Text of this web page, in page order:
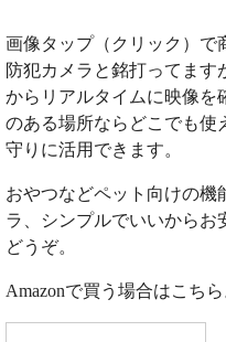
画像タップ（クリック）で
防犯カメラと銘打ってます
からリアルタイムに映像を
のある場所ならどこでも使
守りに活用できます。
おやつなどペット向けの機
ラ、シンプルでいいからお
どうぞ。
Amazonで買う場合はこちら